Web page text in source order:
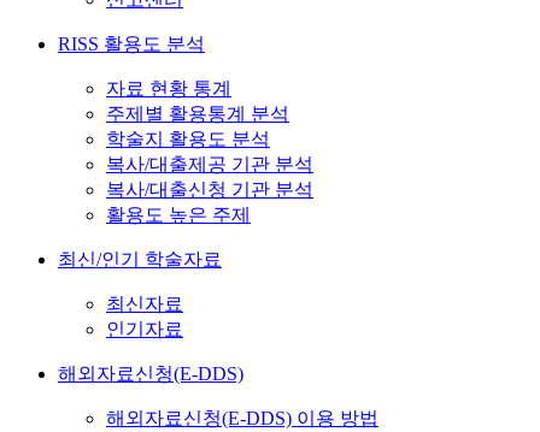
RISS 활용도 분석
자료 현황 통계
주제별 활용통계 분석
학술지 활용도 분석
복사/대출제공 기관 분석
복사/대출신청 기관 분석
활용도 높은 주제
최신/인기 학술자료
최신자료
인기자료
해외자료신청(E-DDS)
해외자료신청(E-DDS) 이용 방법